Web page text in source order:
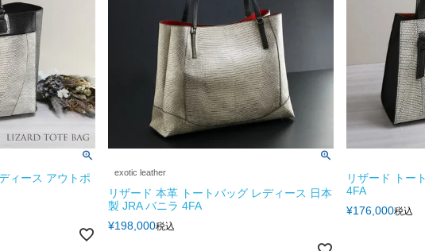
ィース アウトポ
exotic leather
リザード 本革 トートバッグ レディース 日本
製 JRA バニラ 4FA
¥198,000税込
リザード トー
4FA
¥176,000税込